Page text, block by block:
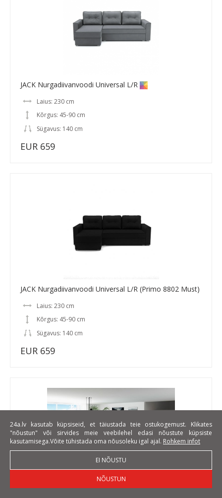
JACK Nurgadiivanvoodi Universal L/R
Laius: 230 cm
Kõrgus: 45-90 cm
Sügavus: 140 cm
EUR 659
JACK Nurgadiivanvoodi Universal L/R (Primo 8802 Must)
Laius: 230 cm
Kõrgus: 45-90 cm
Sügavus: 140 cm
EUR 659
24a.lv kasutab küpsiseid, et täiustada teie ostukogemust. Klikates
"nõustun" või sirvides meie veebilehel edasi nõustute küpsiste
kasutamisega.Võite tühistada oma nõusoleku igal ajal. Rohkem infot
EI NÕUSTU
NÕUSTUN